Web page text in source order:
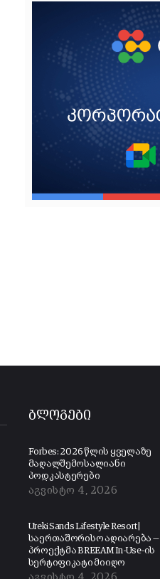
ბლოგები
Forbes: 2026 წლის ყველაზე
მაღალშემოსალიანი
პოდკასტერები
აგვისტო 4, 2026
Ureki Sands Lifestyle Resort |
საერთაშორისო აღიარება —
პროექტმა BREEAM In-Use-ის
სერტიფიკატი მიიღო